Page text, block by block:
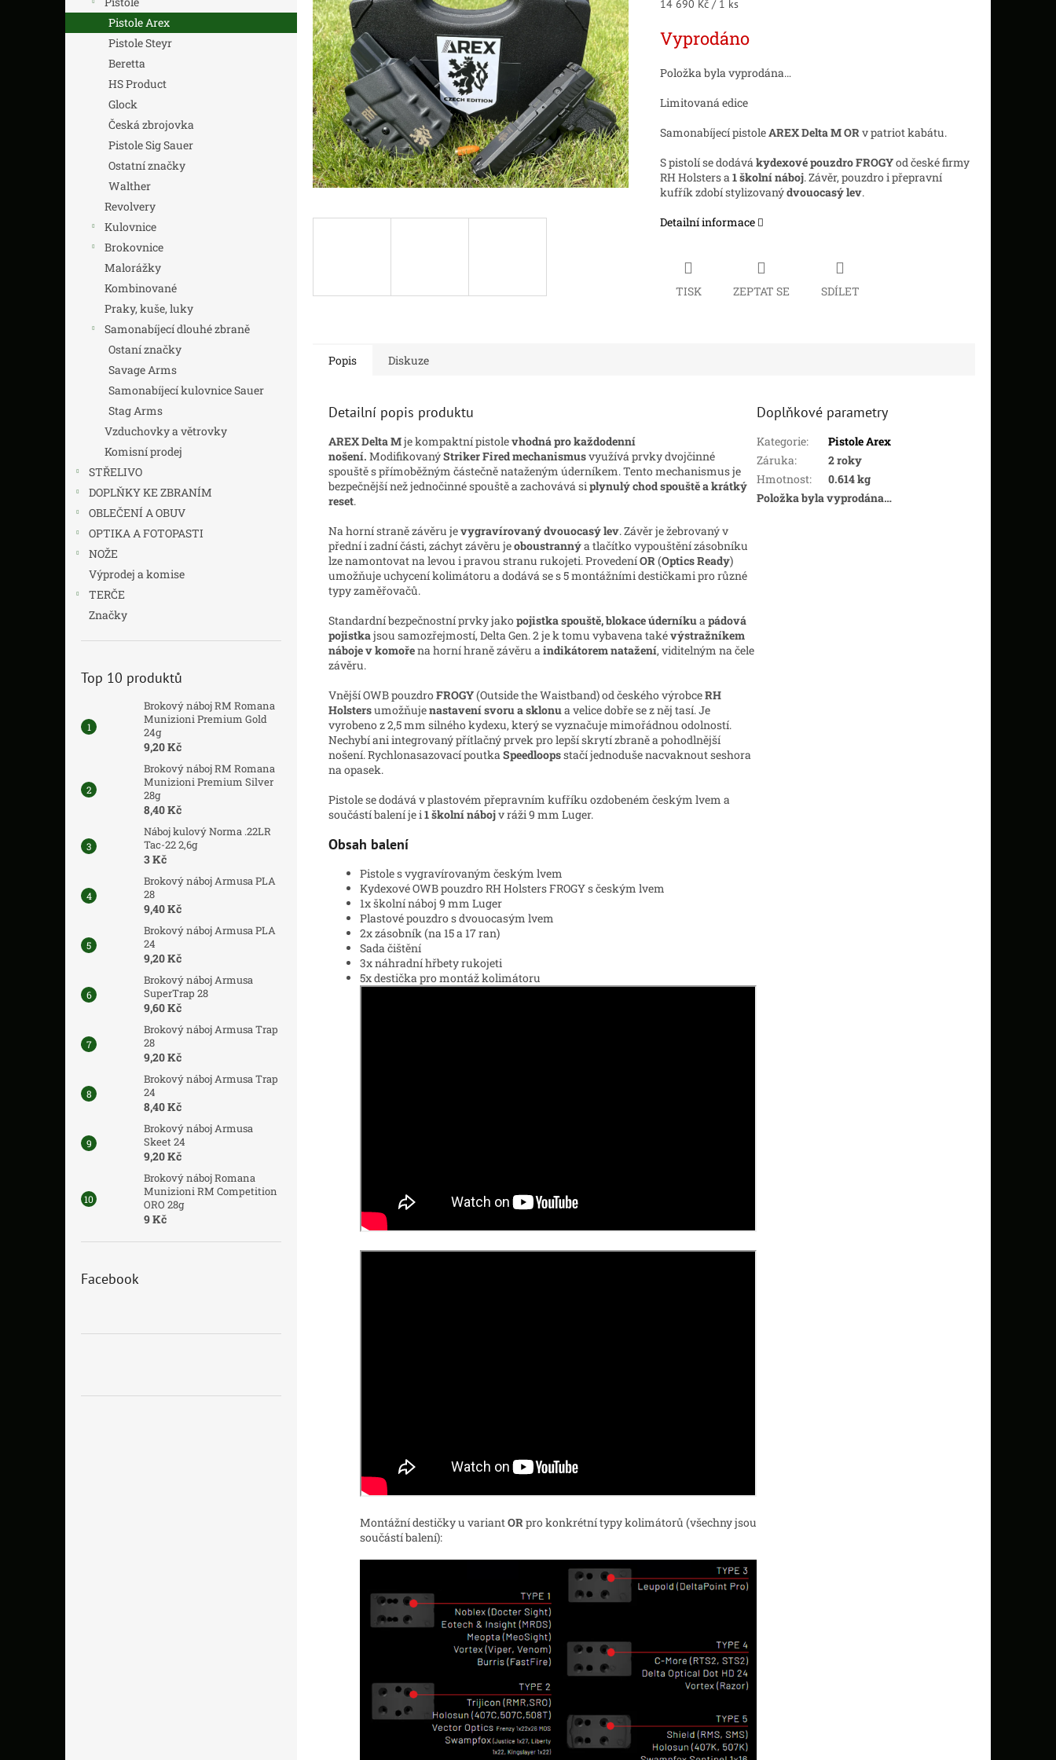
Pistole Arex
Pistole Steyr
Beretta
HS Product
Glock
Česká zbrojovka
Pistole Sig Sauer
Ostatní značky
Walther
Revolvery
Kulovnice
Brokovnice
Malorážky
Kombinované
Praky, kuše, luky
Samonabíjecí dlouhé zbraně
Ostaní značky
Savage Arms
Samonabíjecí kulovnice Sauer
Stag Arms
Vzduchovky a větrovky
Komisní prodej
STŘELIVO
DOPLŇKY KE ZBRANÍM
OBLEČENÍ A OBUV
OPTIKA A FOTOPASTI
NOŽE
Výprodej a komise
TERČE
Značky
Top 10 produktů
Brokový náboj RM Romana
Munizioni Premium Gold
24g
9,20 Kč
Brokový náboj RM Romana
Munizioni Premium Silver
28g
8,40 Kč
Náboj kulový Norma .22LR
Tac-22 2,6g
3 Kč
Brokový náboj Armusa PLA
28
9,40 Kč
Brokový náboj Armusa PLA
24
9,20 Kč
Brokový náboj Armusa
SuperTrap 28
9,60 Kč
Brokový náboj Armusa Trap
28
9,20 Kč
Brokový náboj Armusa Trap
24
8,40 Kč
Brokový náboj Armusa
Skeet 24
9,20 Kč
Brokový náboj Romana
Munizioni RM Competition
ORO 28g
9 Kč
Facebook
5
hvězdiček.
Měrná
14 690 Kč / 1 ks
Vyprodáno
Položka byla vyprodána…
Limitovaná edice
Samonabíjecí pistoleAREX Delta M ORv patriot kabátu.
S pistolí se dodávákydexové pouzdroFROGYod české firmy
RH Holsters a1 školní náboj. Závěr, pouzdro i přepravní
kufřík zdobí stylizovanýdvouocasý lev.
Detailní informace
TISK ZEPTAT SE SDÍLET
Popis Diskuze
Detailní popis produktu
AREX Delta Mje kompaktní pistolevhodná pro každodenní
nošení. ModifikovanýStriker Fired mechanismusvyužívá prvky dvojčinné
spouště s přímoběžným částečně nataženým úderníkem. Tento mechanismus je
bezpečnější než jednočinné spouště a zachovává siplynulý chod spouště a krátký
reset.
Na horní straně závěru jevygravírovanýdvouocasý lev. Závěr je žebrovaný v
přední i zadní části, záchyt závěru jeoboustrannýa tlačítko vypouštění zásobníku
lze namontovat na levou i pravou stranu rukojeti. ProvedeníOR(Optics Ready)
umožňuje uchycení kolimátoru a dodává se s 5 montážními destičkami pro různé
typy zaměřovačů.
Standardní bezpečnostní prvky jakopojistka spouště, blokace úderníkuapádová
pojistkajsou samozřejmostí, Delta Gen. 2 je k tomu vybavena takévýstražníkem
náboje v komořena horní hraně závěru aindikátorem natažení, viditelným na čele
závěru.
Vnější OWB pouzdroFROGY(Outside the Waistband) od českého výrobceRH
Holstersumožňujenastavení svoru a sklonua velice dobře se z něj tasí. Je
vyrobeno z 2,5 mm silného kydexu, který se vyznačuje mimořádnou odolností.
Nechybí ani integrovaný přítlačný prvek pro lepší skrytí zbraně a pohodlnější
nošení. Rychlonasazovací poutkaSpeedloopsstačí jednoduše nacvaknout seshora
na opasek.
Pistole se dodává v plastovém přepravním kufříku ozdobeném českým lvem a
součástí balení je i1 školní nábojv ráži 9 mm Luger.
Obsah balení
Pistole s vygravírovaným českým lvem
Kydexové OWB pouzdro RH Holsters FROGY s českým lvem
1x školní náboj 9 mm Luger
Plastové pouzdro s dvouocasým lvem
2x zásobník (na 15 a 17 ran)
Sada čištění
3x náhradní hřbety rukojeti
5x destička pro montáž kolimátoru
Montážní destičky u variantORpro konkrétní typy kolimátorů (všechny jsou
součástí balení):
Doplňkové parametry
Kategorie:
Pistole Arex
Záruka:
2 roky
Hmotnost:
0.614 kg
Položka byla vyprodána…